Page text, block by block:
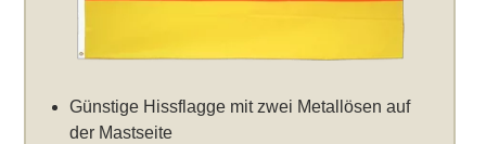
Günstige Hissflagge mit zwei Metallösen auf
der Mastseite